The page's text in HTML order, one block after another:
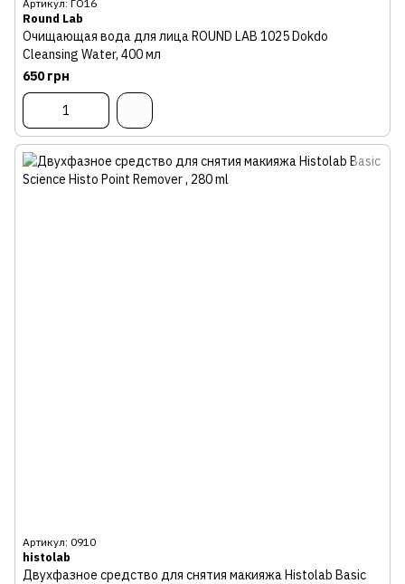
Артикул: ГО16
Round Lab
Очищающая вода для лица ROUND LAB 1025 Dokdo
Cleansing Water, 400 мл
650 грн
Артикул: 0910
histolab
Двухфазное средство для снятия макияжа Histolab Basic